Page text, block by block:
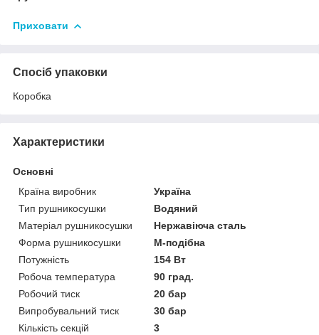
Приховати
Спосіб упаковки
Коробка
Характеристики
Основні
Країна виробник
Україна
Тип рушникосушки
Водяний
Матеріал рушникосушки
Нержавіюча сталь
Форма рушникосушки
M-подібна
Потужність
154 Вт
Робоча температура
90 град.
Робочий тиск
20 бар
Випробувальний тиск
30 бар
Кількість секцій
3